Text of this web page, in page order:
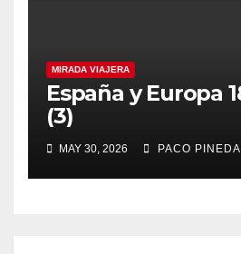
MIRADA VIAJERA
España y Europa 1875 – 1931
(3)
MAY 30, 2026 PACO PINEDA